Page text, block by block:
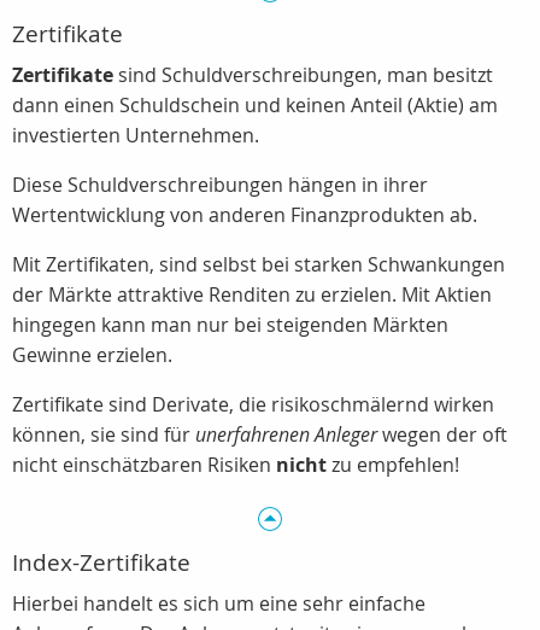
Zertifikate
Zertifikate sind Schuldverschreibungen, man besitzt
dann einen Schuldschein und keinen Anteil (Aktie) am
investierten Unternehmen.
Diese Schuldverschreibungen hängen in ihrer
Wertentwicklung von anderen Finanzprodukten ab.
Mit Zertifikaten, sind selbst bei starken Schwankungen
der Märkte attraktive Renditen zu erzielen. Mit Aktien
hingegen kann man nur bei steigenden Märkten
Gewinne erzielen.
Zertifikate sind Derivate, die risikoschmälernd wirken
können, sie sind für unerfahrenen Anlegerwegen der oft
nicht einschätzbaren Risiken nichtzu empfehlen!
Index-Zertifikate
Hierbei handelt es sich um eine sehr einfache